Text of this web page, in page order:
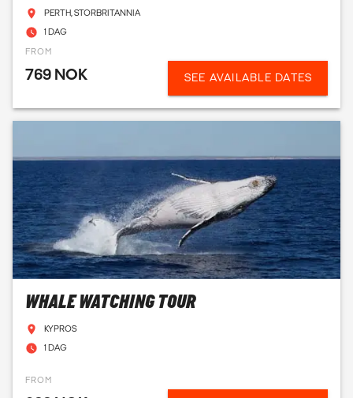
PERTH, STORBRITANNIA
1 DAG
FROM
769 NOK SEE AVAILABLE DATES
WHALE WATCHING TOUR
KYPROS
1 DAG
FROM